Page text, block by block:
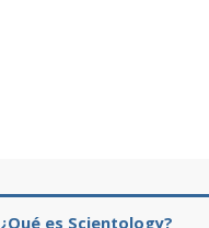
¿Qué es Scientology?